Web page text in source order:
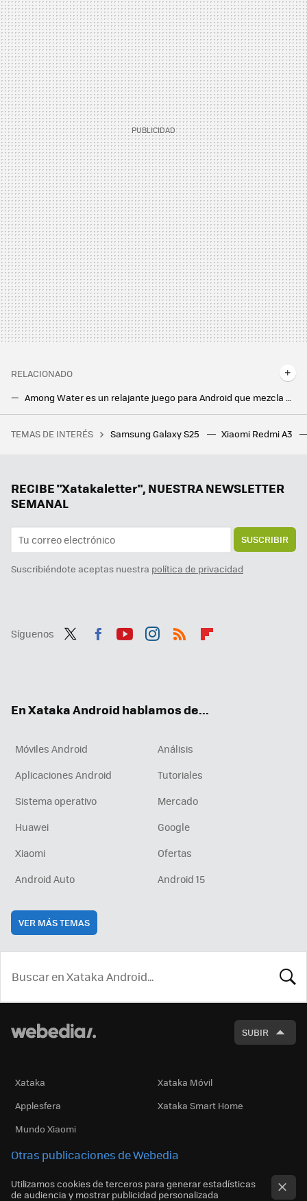
RELACIONADO
Among Water es un relajante juego para Android que mezcla pesca y gatitos: ideal para "desconectar" el cerebro
Marvel Studios nos presentó al hijo alienígena de Hulk y se ha olvidado de él. Y no es el único personaje abandonado
TEMAS DE INTERÉS Samsung Galaxy S25 Xiaomi Redmi A3
RECIBE "Xatakaletter", NUESTRA NEWSLETTER
SEMANAL
SUSCRIBIR
Suscribiéndote aceptas nuestra política de privacidad
Síguenos
En Xataka Android hablamos de...
Móviles Android
Análisis
Aplicaciones Android
Tutoriales
Sistema operativo
Mercado
Huawei
Google
Xiaomi
Ofertas
Android Auto
Android 15
VER MÁS TEMAS
SUBIR
Xataka
Xataka Móvil
Applesfera
Xataka Smart Home
Mundo Xiaomi
Otras publicaciones de Webedia
Utilizamos cookies de terceros para generar estadísticas
de audiencia y mostrar publicidad personalizada